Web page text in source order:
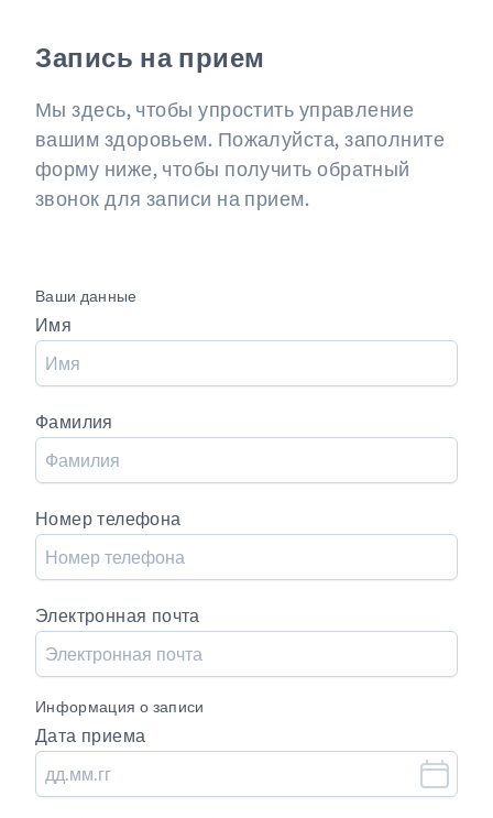
Запись на прием
Мы здесь, чтобы упростить управление
вашим здоровьем. Пожалуйста, заполните
форму ниже, чтобы получить обратный
звонок для записи на прием.
Ваши данные
Имя
Фамилия
Номер телефона
Электронная почта
Информация о записи
Дата приема